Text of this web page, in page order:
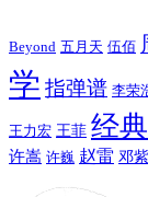
Beyond 五月天 伍佰
学 指弹谱 李荣
王力宏 王菲 经
许嵩 许巍 赵雷 邓